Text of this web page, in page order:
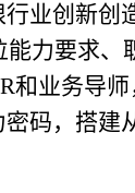
业创新创
能力要求、
和业务导
码，搭建